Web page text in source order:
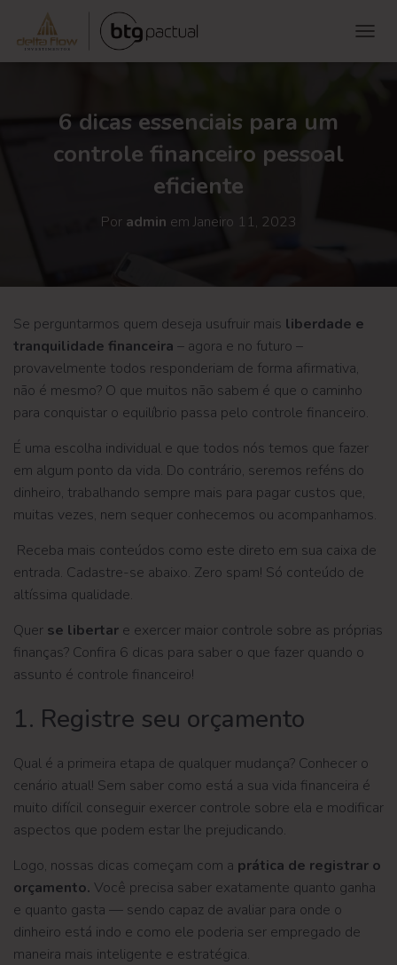
6 dicas essenciais para um
controle financeiro pessoal
eficiente
Por admin em Janeiro 11, 2023
Se perguntarmos quem deseja usufruir mais liberdade e
tranquilidade financeira – agora e no futuro –
provavelmente todos responderiam de forma afirmativa,
não é mesmo? O que muitos não sabem é que o caminho
para conquistar o equilíbrio passa pelo controle financeiro.
É uma escolha individual e que todos nós temos que fazer
em algum ponto da vida. Do contrário, seremos reféns do
dinheiro, trabalhando sempre mais para pagar custos que,
muitas vezes, nem sequer conhecemos ou acompanhamos.
Receba mais conteúdos como este direto em sua caixa de
entrada. Cadastre-se abaixo. Zero spam! Só conteúdo de
altíssima qualidade.
Quer se libertar e exercer maior controle sobre as próprias
finanças? Confira 6 dicas para saber o que fazer quando o
assunto é controle financeiro!
1. Registre seu orçamento
Qual é a primeira etapa de qualquer mudança? Conhecer o
cenário atual! Sem saber como está a sua vida financeira é
muito difícil conseguir exercer controle sobre ela e modificar
aspectos que podem estar lhe prejudicando.
Logo, nossas dicas começam com a prática de registrar o
orçamento. Você precisa saber exatamente quanto ganha
e quanto gasta — sendo capaz de avaliar para onde o
dinheiro está indo e como ele poderia ser empregado de
maneira mais inteligente e estratégica.